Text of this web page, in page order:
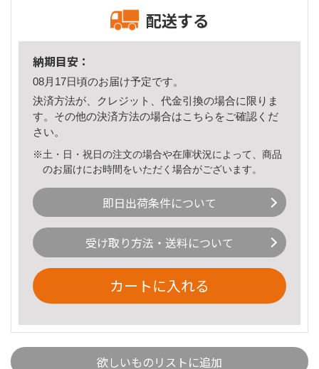
配送する
納期目安：
08月17日頃のお届け予定です。
決済方法が、クレジット、代金引換の場合に限りま
す。その他の決済方法の場合はこちら をご確認くだ
さい。
※土・日・祝日の注文の場合や在庫状況によって、商品
のお届けにお時間をいただく場合がございます。
即日出荷条件について
受け取り方法・送料について
カートに入れる
欲しいものリストに追加